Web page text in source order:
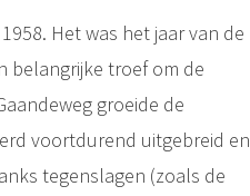
Het was het jaar van de
belangrijke troef om de
groeide de
voortdurend uitgebreid en
tegenslagen (zoals de